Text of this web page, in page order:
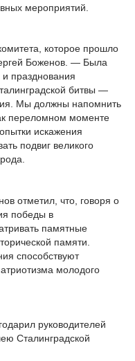
мероприятий.
которое прошло
Боженов. — Была
празднования
битвы —
Мы должны напомнить
переломном моменте
искажения
подвиг великого
отметил, что, говоря о
победы в
памятные
памяти.
способствуют
молодого
руководителей
Сталинградской